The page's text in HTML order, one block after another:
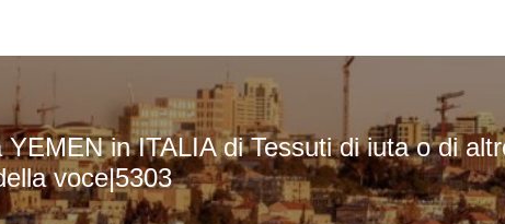
in ITALIA di Tessuti di iuta o di
voce|5303